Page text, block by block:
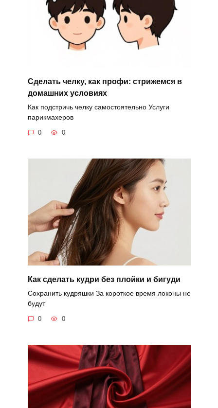
Сделать челку, как профи: стрижемся в
домашних условиях
Как подстричь челку самостоятельно Услуги
парикмахеров
0 0
Как сделать кудри без плойки и бигуди
Сохранить кудряшки За короткое время локоны не
будут
0 0